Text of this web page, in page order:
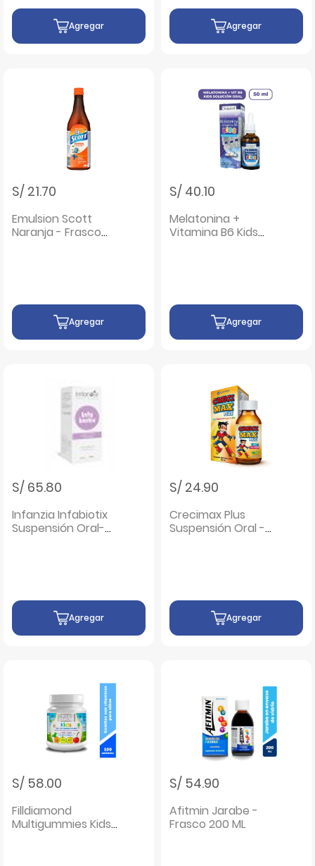
Agregar Agregar
S/ 21.70
Emulsion Scott
Naranja - Frasco
Agregar
S/ 40.10
Melatonina +
Vitamina B6 Kids
Agregar
S/ 65.80
Infanzia Infabiotix
Suspensión Oral-
Agregar
S/ 24.90
Crecimax Plus
Suspensión Oral -
Agregar
S/ 58.00
Filldiamond
Multigummies Kids
S/ 54.90
Afitmin Jarabe -
Frasco 200 ML